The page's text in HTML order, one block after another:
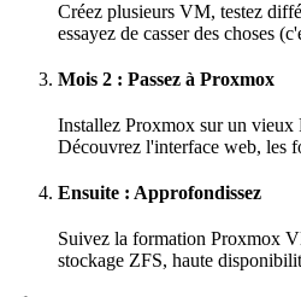
Créez plusieurs VM, testez
essayez de casser des choses
Mois 2 : Passez à Proxmox
Installez Proxmox sur un
Découvrez l'interface web, les
Ensuite : Approfondissez
Suivez la formation Proxmox
stockage ZFS, haute